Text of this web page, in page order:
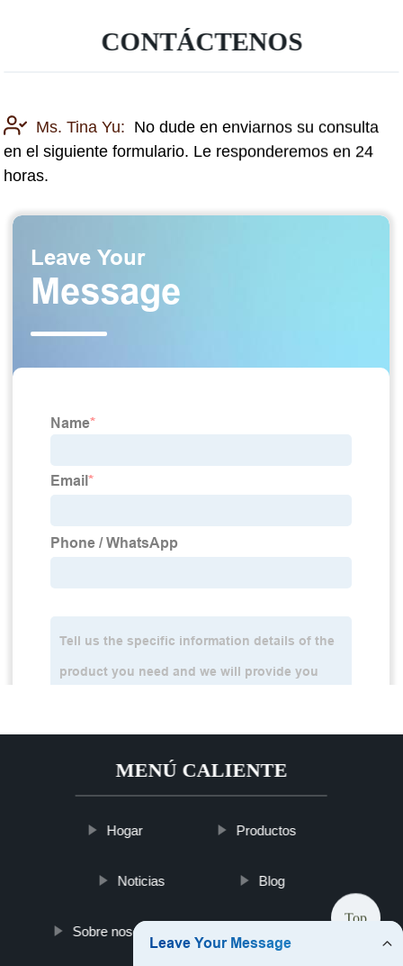
CONTÁCTENOS
Ms. Tina Yu: No dude en enviarnos su consulta
en el siguiente formulario. Le responderemos en 24
horas.
MENÚ CALIENTE
Hogar Productos
Noticias Blog
Sobre nosotros
Top